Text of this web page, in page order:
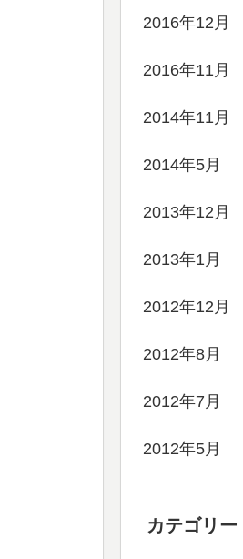
2016年12月
2016年11月
2014年11月
2014年5月
2013年12月
2013年1月
2012年12月
2012年8月
2012年7月
2012年5月
カテゴリー